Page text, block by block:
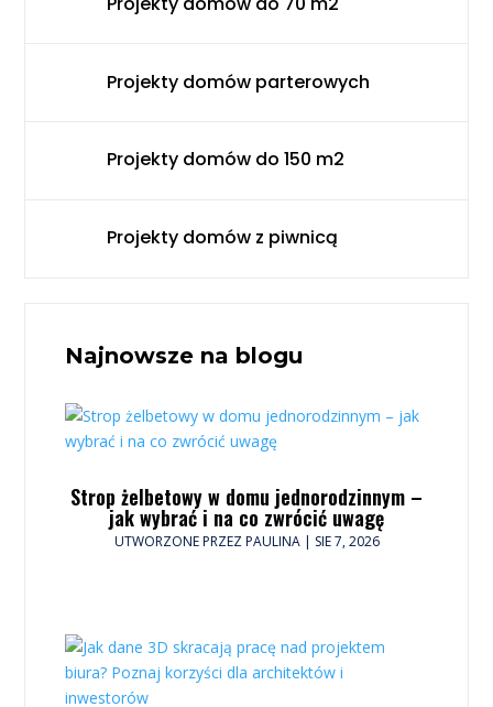
Projekty domów parterowych
Projekty domów do 150 m2
Projekty domów z piwnicą
Najnowsze na blogu
Strop żelbetowy w domu jednorodzinnym –
jak wybrać i na co zwrócić uwagę
UTWORZONE PRZEZPAULINA| SIE 7, 2026